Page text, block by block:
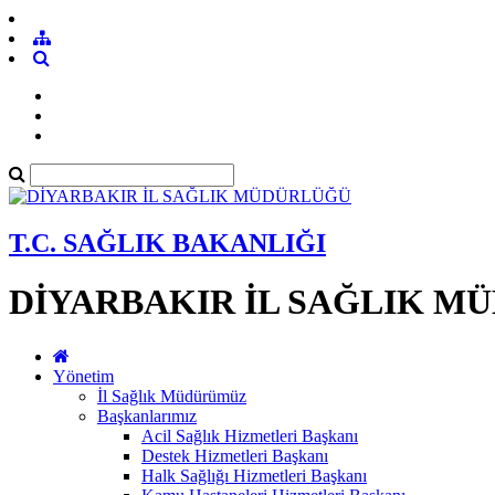
T.C. SAĞLIK BAKANLIĞI
DİYARBAKIR İL SAĞLIK
Yönetim
İl Sağlık Müdürümüz
Başkanlarımız
Acil Sağlık Hizmetleri Başkanı
Destek Hizmetleri Başkanı
Halk Sağlığı Hizmetleri Başkanı